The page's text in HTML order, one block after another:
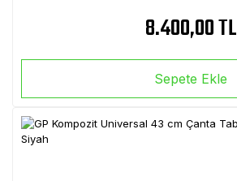
8.400,00 TL
Sepete Ekle